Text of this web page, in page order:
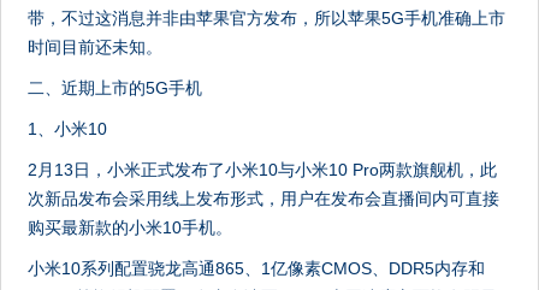
带，不过这消息并非由苹果官方发布，所以苹果5G手机准确上市
时间目前还未知。
二、近期上市的5G手机
1、小米10
2月13日，小米正式发布了小米10与小米10 Pro两款旗舰机，此
次新品发布会采用线上发布形式，用户在发布会直播间内可直接
购买最新款的小米10手机。
小米10系列配置骁龙高通865、1亿像素CMOS、DDR5内存和